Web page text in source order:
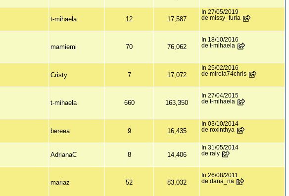
t-mihaela 12 17,587
In 27/05/2019
de missy_furla
mamiemi 70 76,062
In 18/10/2016
de t-mihaela
Cristy 7 17,072
In 25/02/2016
de mirela74chris
t-mihaela 660 163,350
In 27/04/2015
de t-mihaela
bereea 9 16,435
In 03/10/2014
de roxinthya
AdrianaC 8 14,406
In 31/05/2014
de raly
mariaz 52 83,032
In 26/08/2011
de dana_na